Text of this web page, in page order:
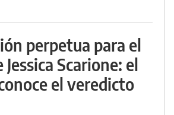
perpetua para el
Jessica Scarione: el
el veredicto